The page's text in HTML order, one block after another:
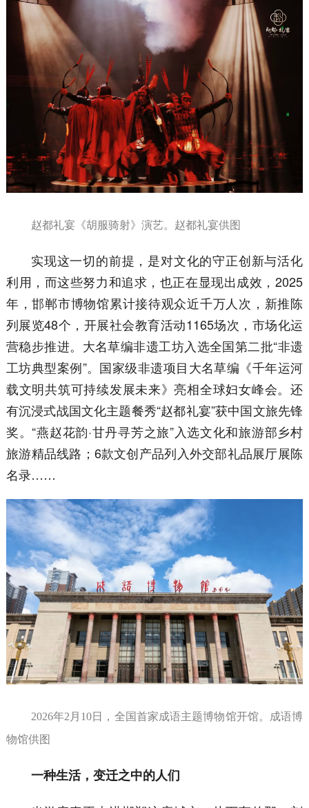
赵都礼宴《胡服骑射》演艺。赵都礼宴供图
实现这一切的前提，是对文化的守正创新与活化
利用，而这些努力和追求，也正在显现出成效，2025
年，邯郸市博物馆累计接待观众近千万人次，新推陈
列展览48个，开展社会教育活动1165场次，市场化运
营稳步推进。大名草编非遗工坊入选全国第二批“非遗
工坊典型案例”。国家级非遗项目大名草编《千年运河
载文明共筑可持续发展未来》亮相全球妇女峰会。还
有沉浸式战国文化主题餐秀“赵都礼宴”获中国文旅先锋
奖。“燕赵花韵·甘丹寻芳之旅”入选文化和旅游部乡村
旅游精品线路；6款文创产品列入外交部礼品展厅展陈
名录……
2026年2月10日，全国首家成语主题博物馆开馆。成语博
物馆供图
一种生活，变迁之中的人们